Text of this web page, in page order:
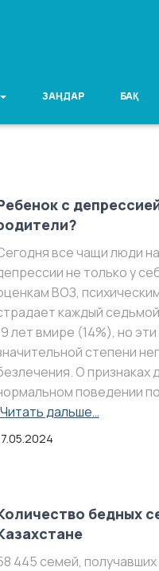
ЗАҢДАР БАҚ
с
все чащи люди
не только у
ВОЗ,
каждый
лет вмире (14%), но
степени
О признаках
поведении
Читать дальше…
бедных
445 семей,